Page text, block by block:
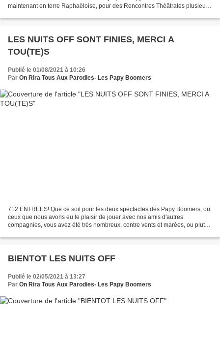
maintenant en terre Raphaëloise, pour des Rencontres Théâtrales plusieurs
LES NUITS OFF SONT FINIES, MERCI A
TOU(TE)S
Publié le 01/08/2021 à 10:26
Par On Rira Tous Aux Parodies- Les Papy Boomers
712 ENTREES! Que ce soit pour les deux spectacles des Papy Boomers, ou
ceux que nous avons eu le plaisir de jouer avec nos amis d'autres
compagnies, vous avez été très nombreux, contre vents et marées, ou plutôt
BIENTOT LES NUITS OFF
Publié le 02/05/2021 à 13:27
Par On Rira Tous Aux Parodies- Les Papy Boomers